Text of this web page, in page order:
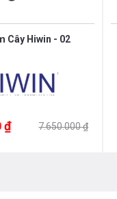
Cây Hiwin - 02
₫ 7.650.000 ₫